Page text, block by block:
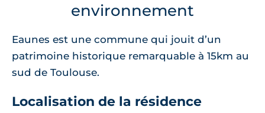
environnement
Eaunes est une commune qui jouit d’un
patrimoine historique remarquable à 15km au
sud de Toulouse.
Localisation de la résidence